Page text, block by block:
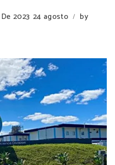
2023 24 agosto /
by